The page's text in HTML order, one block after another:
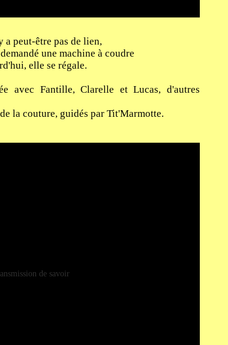
a peut-être pas de lien,
une machine à coudre
elle se régale.
avec Fantille, Clarelle et Lucas, d'autres
la couture, guidés par Tit'Marmotte.